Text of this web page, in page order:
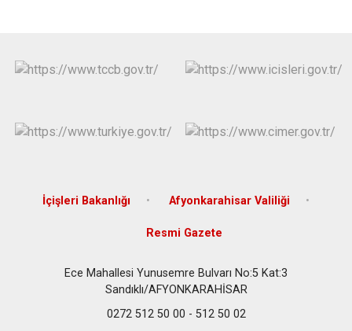
İçişleri Bakanlığı Afyonkarahisar Valiliği
Resmi Gazete
Ece Mahallesi Yunusemre Bulvarı No:5 Kat:3
Sandıklı/AFYONKARAHİSAR
0272 512 50 00 - 512 50 02